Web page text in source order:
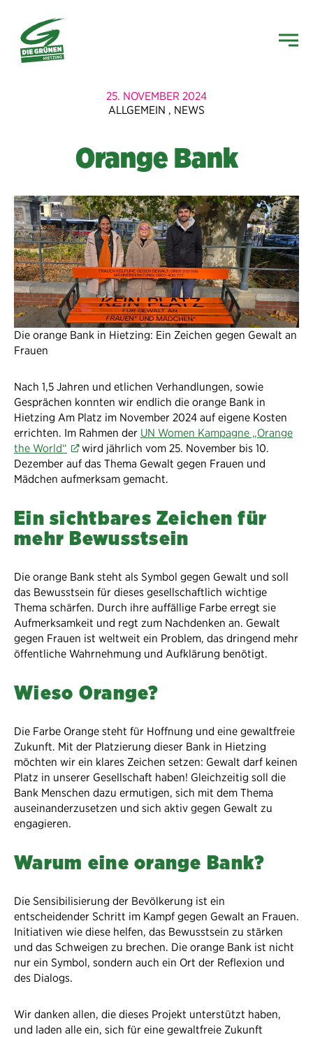
25. NOVEMBER 2024
ALLGEMEIN , NEWS
Orange Bank
Die orange Bank in Hietzing: Ein Zeichen gegen Gewalt an
Frauen
Nach 1,5 Jahren und etlichen Verhandlungen, sowie
Gesprächen konnten wir endlich die orange Bank in
Hietzing Am Platz im November 2024 auf eigene Kosten
errichten. Im Rahmen der UN Women Kampagne „Orange
the World“
wird jährlich vom 25. November bis 10.
Dezember auf das Thema Gewalt gegen Frauen und
Mädchen aufmerksam gemacht.
Ein sichtbares Zeichen für
mehr Bewusstsein
Die orange Bank steht als Symbol gegen Gewalt und soll
das Bewusstsein für dieses gesellschaftlich wichtige
Thema schärfen. Durch ihre auffällige Farbe erregt sie
Aufmerksamkeit und regt zum Nachdenken an. Gewalt
gegen Frauen ist weltweit ein Problem, das dringend mehr
öffentliche Wahrnehmung und Aufklärung benötigt.
Wieso Orange?
Die Farbe Orange steht für Hoffnung und eine gewaltfreie
Zukunft. Mit der Platzierung dieser Bank in Hietzing
möchten wir ein klares Zeichen setzen: Gewalt darf keinen
Platz in unserer Gesellschaft haben! Gleichzeitig soll die
Bank Menschen dazu ermutigen, sich mit dem Thema
auseinanderzusetzen und sich aktiv gegen Gewalt zu
engagieren.
Warum eine orange Bank?
Die Sensibilisierung der Bevölkerung ist ein
entscheidender Schritt im Kampf gegen Gewalt an Frauen.
Initiativen wie diese helfen, das Bewusstsein zu stärken
und das Schweigen zu brechen. Die orange Bank ist nicht
nur ein Symbol, sondern auch ein Ort der Reflexion und
des Dialogs.
Wir danken allen, die dieses Projekt unterstützt haben,
und laden alle ein, sich für eine gewaltfreie Zukunft